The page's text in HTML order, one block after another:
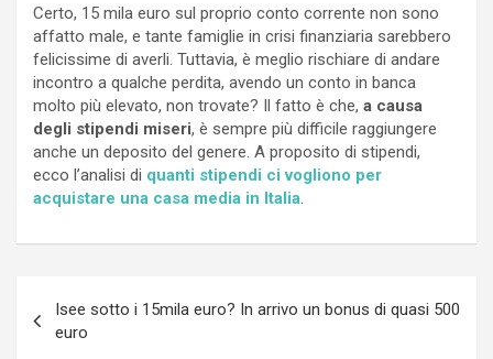
Certo, 15 mila euro sul proprio conto corrente non sono
affatto male, e tante famiglie in crisi finanziaria sarebbero
felicissime di averli. Tuttavia, è meglio rischiare di andare
incontro a qualche perdita, avendo un conto in banca
molto più elevato, non trovate? Il fatto è che, a causa
degli stipendi miseri, è sempre più difficile raggiungere
anche un deposito del genere. A proposito di stipendi,
ecco l’analisi di quanti stipendi ci vogliono per
acquistare una casa media in Italia.
articoli
Isee sotto i 15mila euro? In arrivo un bonus di quasi 500
euro